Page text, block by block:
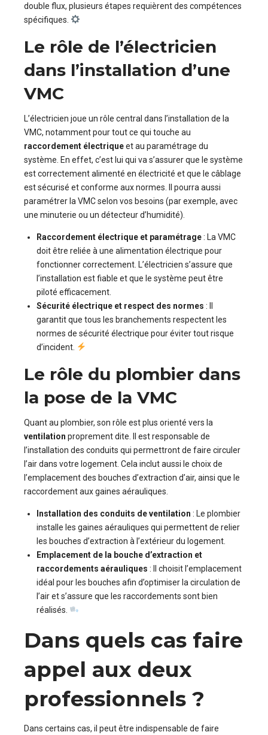
double flux, plusieurs étapes requièrent des compétences
spécifiques.
Le rôle de l’électricien
dans l’installation d’une
VMC
L’électricien joue un rôle central dans l’installation de la
VMC, notamment pour tout ce qui touche au
raccordement électriqueet au paramétrage du
système. En effet, c’est lui qui va s’assurer que le système
est correctement alimenté en électricité et que le câblage
est sécurisé et conforme aux normes. Il pourra aussi
paramétrer la VMC selon vos besoins (par exemple, avec
une minuterie ou un détecteur d’humidité).
Raccordement électrique et paramétrage: La VMC
doit être reliée à une alimentation électrique pour
fonctionner correctement. L’électricien s’assure que
l’installation est fiable et que le système peut être
piloté efficacement.
Sécurité électrique et respect des normes : Il
garantit que tous les branchements respectent les
normes de sécurité électrique pour éviter tout risque
d’incident.
Le rôle du plombier dans
la pose de la VMC
Quant au plombier, son rôle est plus orienté vers la
ventilation proprement dite. Il est responsable de
l’installation des conduits qui permettront de faire circuler
l’air dans votre logement. Cela inclut aussi le choix de
l’emplacement des bouches d’extraction d’air, ainsi que le
raccordement aux gaines aérauliques.
Installation des conduits de ventilation : Le plombier
installe les gaines aérauliques qui permettent de relier
les bouches d’extraction à l’extérieur du logement.
Emplacement de la bouche d’extraction et
raccordements aérauliques : Il choisit l’emplacement
idéal pour les bouches afin d’optimiser la circulation de
l’air et s’assure que les raccordements sont bien
réalisés.
Dans quels cas faire
appel aux deux
professionnels ?
Dans certains cas, il peut être indispensable de faire